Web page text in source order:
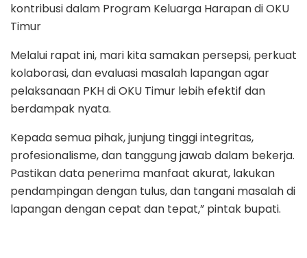
kontribusi dalam Program Keluarga Harapan di OKU
Timur
Melalui rapat ini, mari kita samakan persepsi, perkuat
kolaborasi, dan evaluasi masalah lapangan agar
pelaksanaan PKH di OKU Timur lebih efektif dan
berdampak nyata.
Kepada semua pihak, junjung tinggi integritas,
profesionalisme, dan tanggung jawab dalam bekerja.
Pastikan data penerima manfaat akurat, lakukan
pendampingan dengan tulus, dan tangani masalah di
lapangan dengan cepat dan tepat,” pintak bupati.